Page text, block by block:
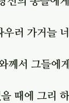
러 가거늘
께서 그들에
때에 그리